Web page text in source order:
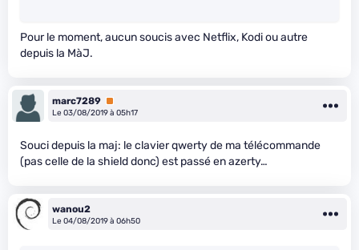
Pour le moment, aucun soucis avec Netflix, Kodi ou autre
depuis la MàJ.
marc7289 Premium
Le 03/08/2019 à 05h17
Souci depuis la maj: le clavier qwerty de ma télécommande
(pas celle de la shield donc) est passé en azerty…
wanou2
Le 04/08/2019 à 06h50